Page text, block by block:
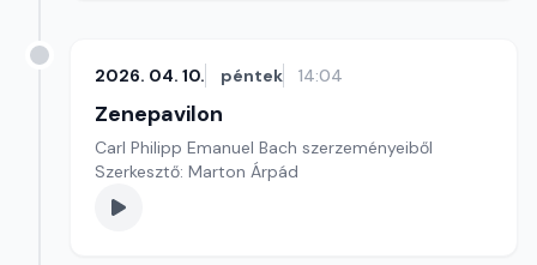
2026. 04. 10. péntek 14:04
Zenepavilon
Carl Philipp Emanuel Bach szerzeményeiből
Szerkesztő: Marton Árpád